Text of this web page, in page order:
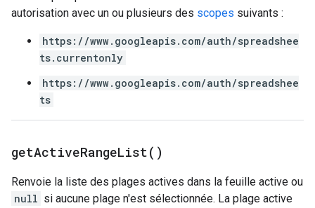
autorisation avec un ou plusieurs des scopes suivants :
https://www.googleapis.com/auth/spreadshee
ts.currentonly
https://www.googleapis.com/auth/spreadshee
ts
getActiveRangeList( )
Renvoie la liste des plages actives dans la feuille active ou
null si aucune plage n'est sélectionnée. La plage active